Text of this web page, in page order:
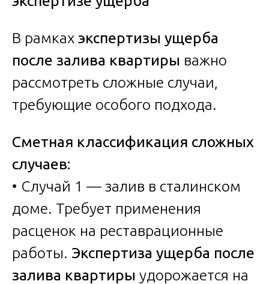
В рамках экспертизы ущерба
после залива квартиры важно
рассмотреть сложные случаи,
требующие особого подхода.
Сметная классификация сложных
случаев:
• Случай 1 — залив в сталинском
доме. Требует применения
расценок на реставрационные
работы. Экспертиза ущерба после
залива квартиры удорожается на